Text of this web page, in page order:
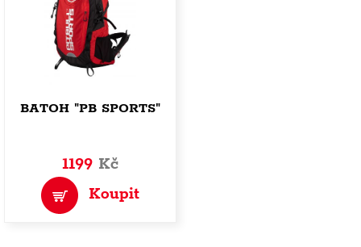
BATOH "PB SPORTS"
1199 Kč
Koupit